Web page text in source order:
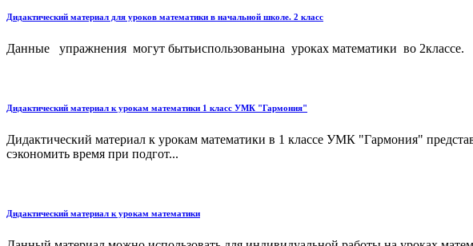
Дидактический материал для уроков математики в начальной школе. 2 класс
Данные упражнения могут бытьиспользованына уроках математики во
Дидактический материал к урокам математики 1 класс УМК "Гармония"
Дидактический материал к урокам математики в 1 классе УМК "Гармония"
сэкономить время при подгот...
Дидактический материал к урокам математики